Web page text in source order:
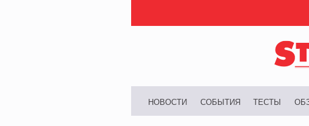
НОВОСТИ СОБЫТИЯ ТЕСТЫ